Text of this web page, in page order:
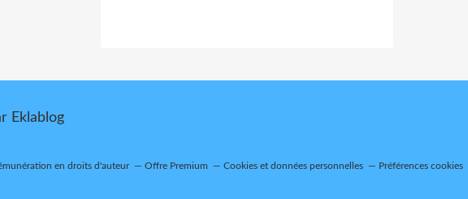
Eklablog
en droits d'auteur Offre Premium Cookies et données personnelles Préférences cookies